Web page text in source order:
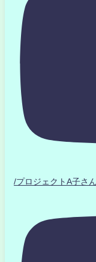
/プロジェクトA子さ